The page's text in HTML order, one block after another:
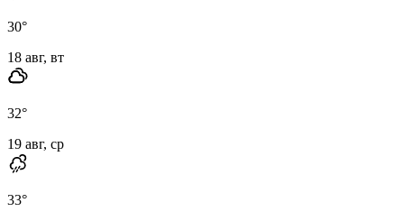
30°
18 авг, вт
32°
19 авг, ср
33°